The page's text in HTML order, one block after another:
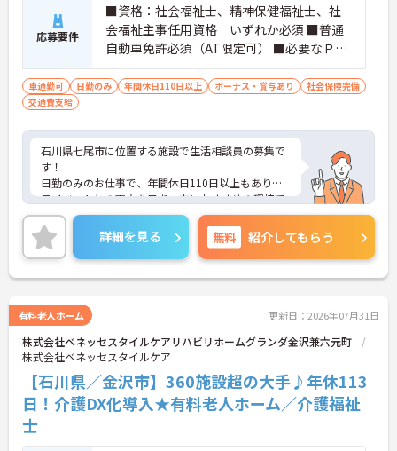
応募要件
■資格：社会福祉士、精神保健福祉士、社
会福祉主事任用資格 いずれか必須 ■普通
自動車免許必須（AT限定可） ■必要なＰＣ
スキル：エクセル・ワードなど日常記録業
務スキル必須
車通勤可 日勤のみ 年間休日110日以上 ボーナス・賞与あり
社会保険完備
交通費支給
石川県七尾市に位置する施設で生活相談員の募集で
す！
日勤のみのお仕事で、年間休日110日以上もありプ
ライベートとの両立を目指す方におすすめの環境で
す◎マイカーでの通勤もOK！昇給や賞与制度があ
り、頑張りが評価されてしっかりと還元されます。
さらに各種手当もあるのは嬉しいポイントです◎フ
ォロー体制もあり、経験に関わらず安心してスター
トできます。
ントもお伝えしますので是非ご応募お待ちしており
ます。
詳細を見る 無料 紹介してもらう
有料老人ホーム 更新日：2026年07月31日
株式会社ベネッセスタイルケアリハビリホームグランダ金沢兼六元町
株式会社ベネッセスタイルケア
【石川県／金沢市】360施設超の大手♪年休113
日！介護DX化導入★有料老人ホーム／介護福祉
士